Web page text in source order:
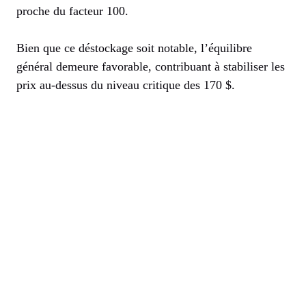
proche du facteur 100.
Bien que ce déstockage soit notable, l’équilibre
général demeure favorable, contribuant à stabiliser les
prix au-dessus du niveau critique des 170 $.